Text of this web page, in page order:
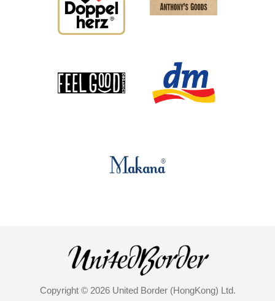
Copyright © 2026 United Border (HongKong) Ltd.